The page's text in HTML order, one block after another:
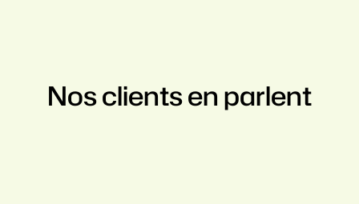
Nos clients en parlent